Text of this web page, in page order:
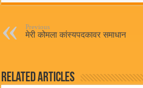
Previous
मेरी कोमला कांस्यपदकावर समाधान
Related Articles